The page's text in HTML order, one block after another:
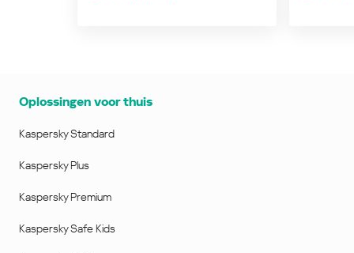
Oplossingen voor thuis
Kaspersky Standard
Kaspersky Plus
Kaspersky Premium
Kaspersky Safe Kids